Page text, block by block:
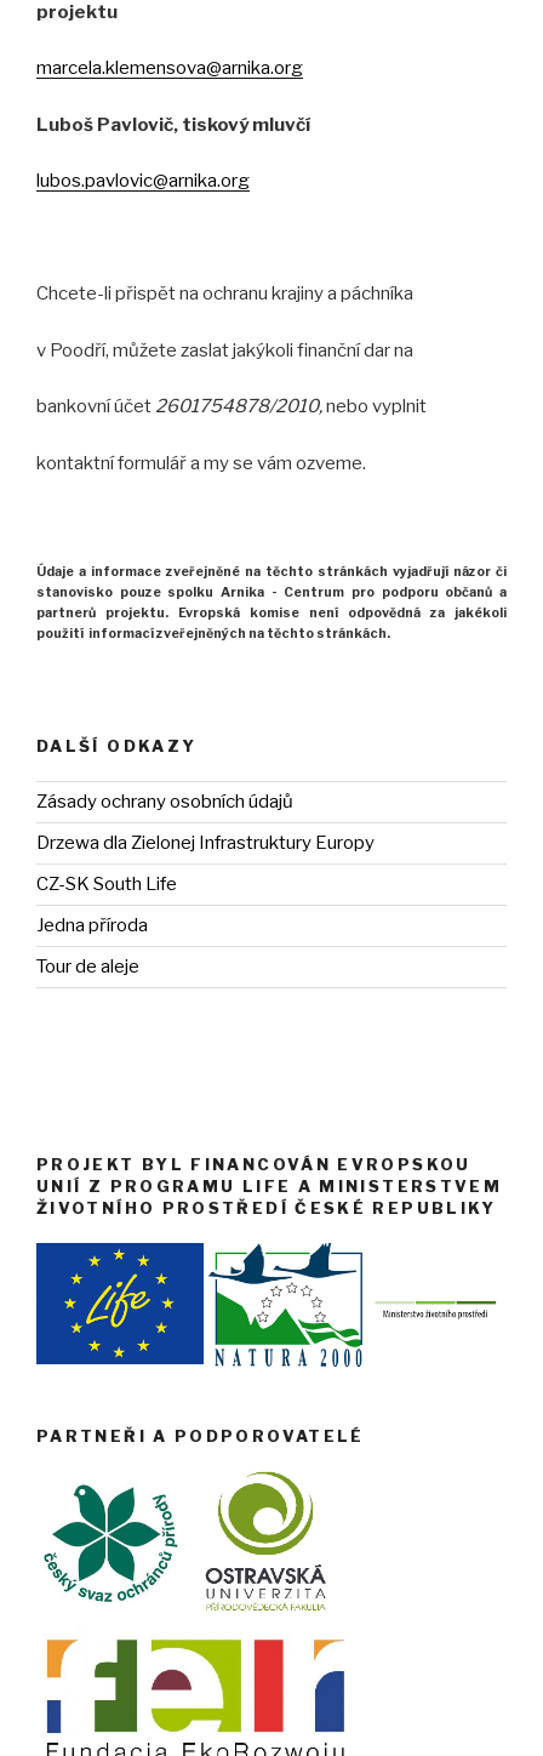
projektu
marcela.klemensova@arnika.org
Luboš Pavlovič, tiskový mluvčí
lubos.pavlovic@arnika.org
Chcete-li přispět na ochranu krajiny a páchníka
v Poodří, můžete zaslat jakýkoli finanční dar na
bankovní účet2601754878/2010,nebo vyplnit
kontaktní formulář a my se vám ozveme.
Údaje a informace zveřejněné na těchto stránkách vyjadřují názor či
stanovisko pouze spolku Arnika - Centrum pro podporu občanůa
partnerů projektu. Evropská komise není odpovědná za jakékoli
použití informací zveřejněných na těchto stránkách.
DALŠÍ ODKAZY
Zásady ochrany osobních údajů
Drzewa dla Zielonej Infrastruktury Europy
CZ-SK South Life
Jedna příroda
Tour de aleje
PROJEKT BYL FINANCOVÁN EVROPSKOU
UNIÍ Z PROGRAMU LIFE A MINISTERSTVEM
ŽIVOTNÍHO PROSTŘEDÍ ČESKÉ REPUBLIKY
PARTNEŘI A PODPOROVATELÉ